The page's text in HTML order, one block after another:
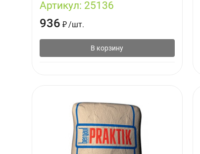
Артикул: 25136
936 ₽/шт.
В корзину